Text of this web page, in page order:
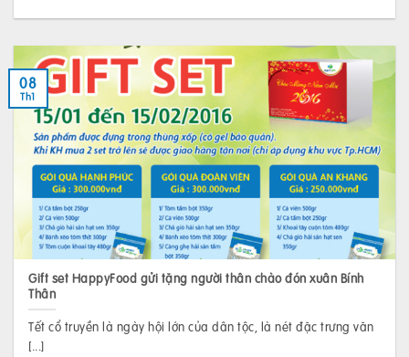
Gift set HappyFood gửi tặng người thân chào đón xuân Bính
Thân
Tết cổ truyền là ngày hội lớn của dân tộc, là nét đặc trưng văn
[...]
08
Th1